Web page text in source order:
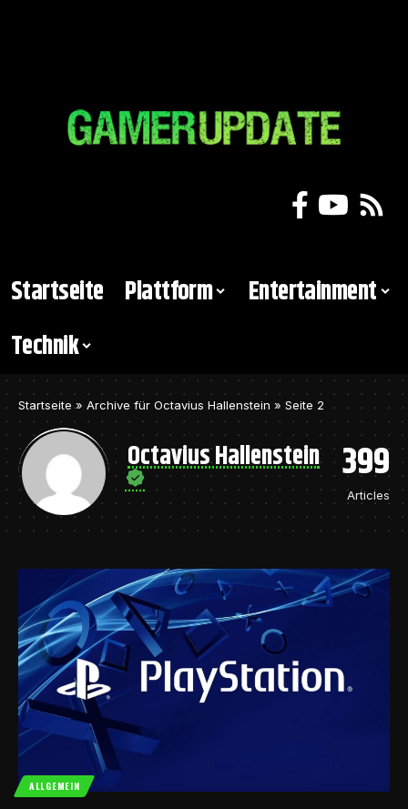
Startseite Plattform
Entertainment
Technik
Startseite» Archive für Octavius Hallenstein » Seite 2
Octavius Hallenstein 399
Articles
ALLGEMEIN